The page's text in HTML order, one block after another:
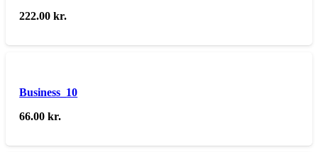
222.00kr.
Business_10
66.00kr.